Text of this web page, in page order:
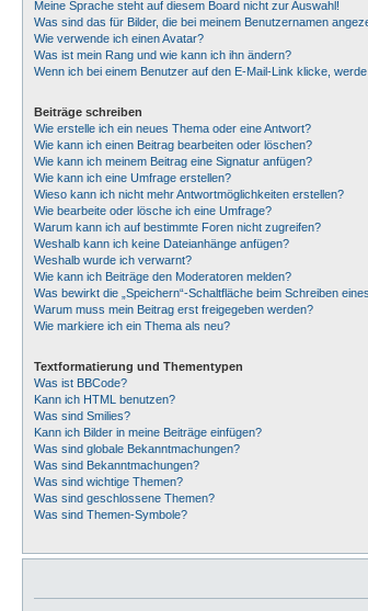
Meine Sprache steht auf diesem Board nicht zur Auswahl!
Was sind das für Bilder, die bei meinem Benutzernamen
Wie verwende ich einen Avatar?
Was ist mein Rang und wie kann ich ihn ändern?
Wenn ich bei einem Benutzer auf den E-Mail-Link klicke,
Beiträge schreiben
Wie erstelle ich ein neues Thema oder eine Antwort?
Wie kann ich einen Beitrag bearbeiten oder löschen?
Wie kann ich meinem Beitrag eine Signatur anfügen?
Wie kann ich eine Umfrage erstellen?
Wieso kann ich nicht mehr Antwortmöglichkeiten erstellen?
Wie bearbeite oder lösche ich eine Umfrage?
Warum kann ich auf bestimmte Foren nicht zugreifen?
Weshalb kann ich keine Dateianhänge anfügen?
Weshalb wurde ich verwarnt?
Wie kann ich Beiträge den Moderatoren melden?
Was bewirkt die „Speichern“-Schaltfläche beim Schreiben
Warum muss mein Beitrag erst freigegeben werden?
Wie markiere ich ein Thema als neu?
Textformatierung und Thementypen
Was ist BBCode?
Kann ich HTML benutzen?
Was sind Smilies?
Kann ich Bilder in meine Beiträge einfügen?
Was sind globale Bekanntmachungen?
Was sind Bekanntmachungen?
Was sind wichtige Themen?
Was sind geschlossene Themen?
Was sind Themen-Symbole?